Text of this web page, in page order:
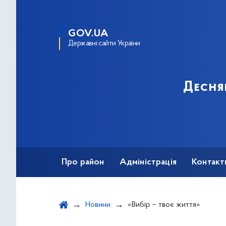
GOV.UA
Державні сайти України
Про район Адміністрація
Новини «Вибір – твоє життя»